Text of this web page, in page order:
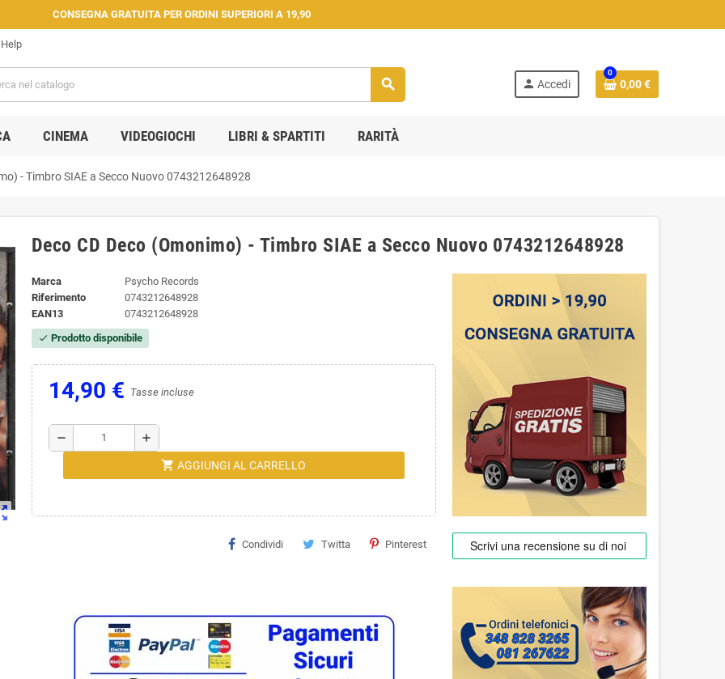
CONSEGNA GRATUITA PER ORDINI SUPERIORI A 19,90
Help
search person Accedi
0
0,00 €
CINEMA VIDEOGIOCHI LIBRI & SPARTITI RARITÀ
- Timbro SIAE a Secco Nuovo 0743212648928
Deco CD Deco (Omonimo) - Timbro SIAE a Secco Nuovo 0743212648928
Marca
Psycho Records
Riferimento
0743212648928
EAN13
0743212648928
check Prodotto disponibile
14,90 € Tasse incluse
remove add
shopping_cart AGGIUNGI AL CARRELLO
Condividi Twitta Pinterest